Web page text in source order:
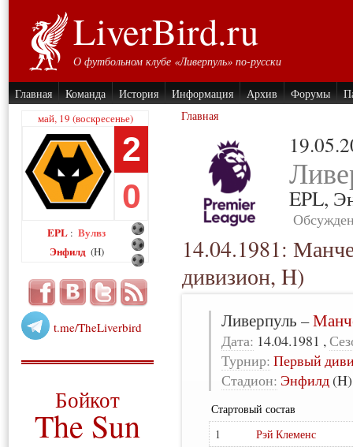
LiverBird.ru
О футбольном клубе «Ливерпуль» по-русски
Главная Команда История Информация Архив Форумы
май, 19 (воскресенье)
2
0
EPL : Вулвз
Энфилд (H)
t.me/TheLiverbird
Бойкот
The Sun
Главная
EPL,
14.04.1981:
дивизион, H)
Ливерпуль –
Дата: 14.04.1981 ,
Турнир: Первый
Стадион: Энфилд(H)
Стартовый состав
1
Рэй Клеменс